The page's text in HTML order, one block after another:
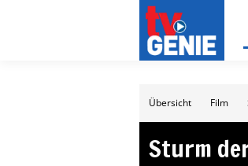
Übersicht Film
Sturm